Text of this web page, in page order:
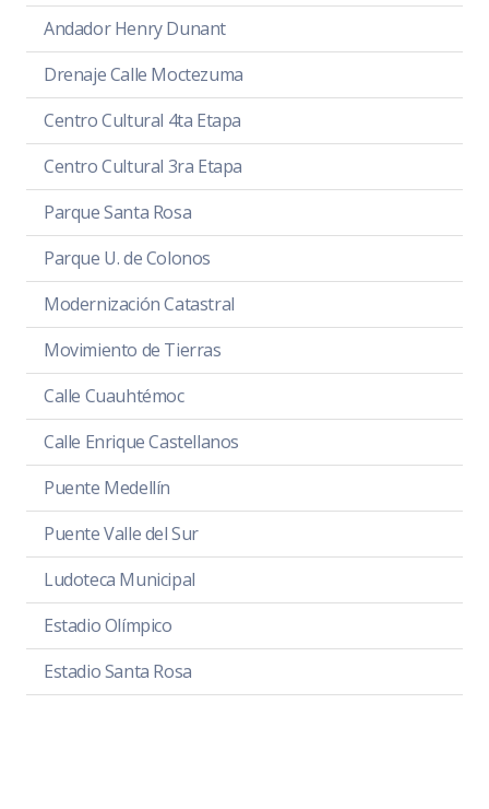
Andador Henry Dunant
Drenaje Calle Moctezuma
Centro Cultural 4ta Etapa
Centro Cultural 3ra Etapa
Parque Santa Rosa
Parque U. de Colonos
Modernización Catastral
Movimiento de Tierras
Calle Cuauhtémoc
Calle Enrique Castellanos
Puente Medellín
Puente Valle del Sur
Ludoteca Municipal
Estadio Olímpico
Estadio Santa Rosa